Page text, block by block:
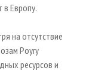
в Европу.
на отсутствие
Poyry
ресурсов и